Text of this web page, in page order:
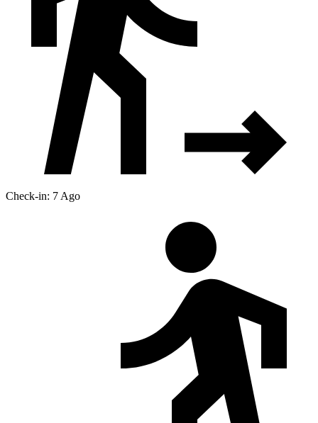
Check-in: 7 Ago